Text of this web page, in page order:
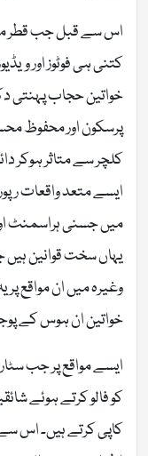
اس سے قبل جب قطر
کتنی ہی فوٹوز اور
خواتین حجاب پہنتی
پرسکون اور محفوظ
کلچر سے متاثر ہوکر
ایسے متعد واقعات
میں جسنی ہراسمنٹ اور
یہاں سخت قوانین ہیں
وغیرہ میں ان مواقع پر
خواتین ان ہوس کے
ایسے مواقع پر جب
کو فالو کرتے ہوئے
کاپی کرتے ہیں۔ اس